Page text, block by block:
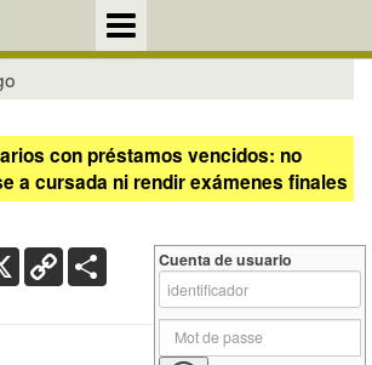
con préstamos vencidos: no
a cursada ni rendir exámenes finales
X Copy
Link
Cuenta de usuario